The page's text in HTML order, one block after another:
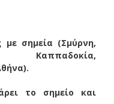
με σημεία (Σμύρνη,
Καππαδοκία,
το σημείο και